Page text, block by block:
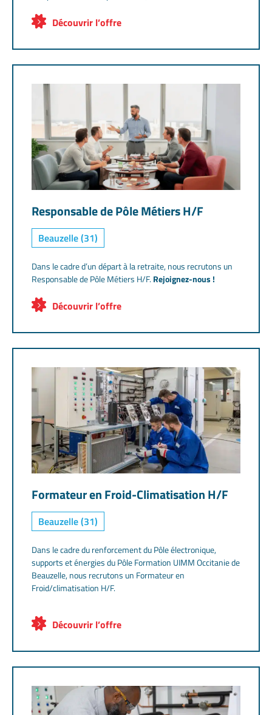
accompagnant vers la réussite de leur parcours
théoriques et pratiques en atelier et sur plateau technique
section BAC TCI ou BTS CRCI, vous élaborez également des
plateforme digitalisée. Enfin, vous assurez le suivi et
l’accompagnement des apprentis tout au long de leur
formation.
Découvrir l’offre
Responsable de Pôle Métiers H/F
Beauzelle (31)
Dans le cadre d’un départ à la retraite, nous recrutons un
Responsable de Pôle Métiers H/F.Rejoignez-nous !
Découvrir l’offre
Formateur en Froid-Climatisation H/F
Beauzelle (31)
Dans le cadre du renforcement du Pôle électronique,
supports et énergies du Pôle Formation UIMM Occitanie de
Beauzelle, nous recrutons un Formateur en
Froid/climatisation H/F.
Découvrir l’offre